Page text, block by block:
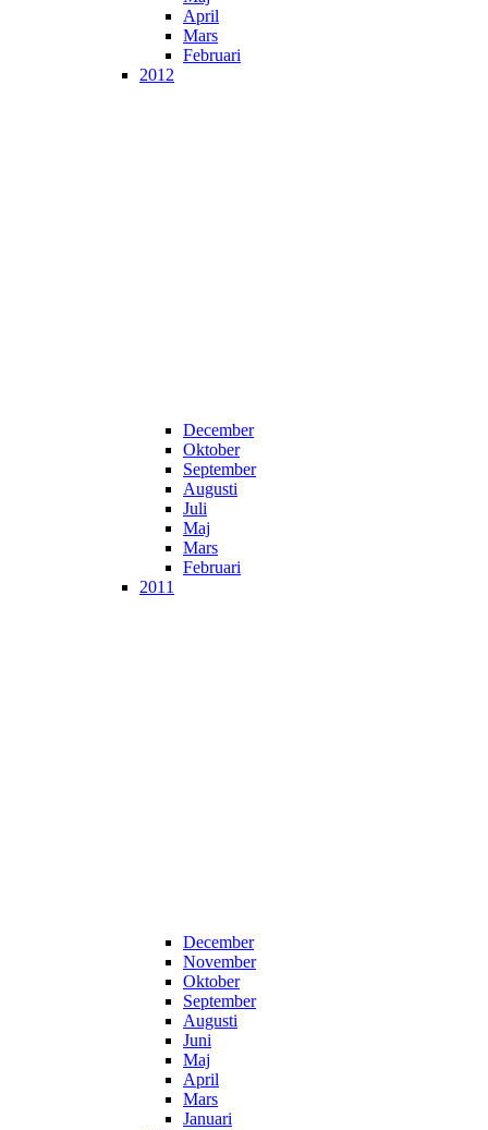
April
Mars
Februari
2012
December
Oktober
September
Augusti
Juli
Maj
Mars
Februari
2011
December
November
Oktober
September
Augusti
Juni
Maj
April
Mars
Januari